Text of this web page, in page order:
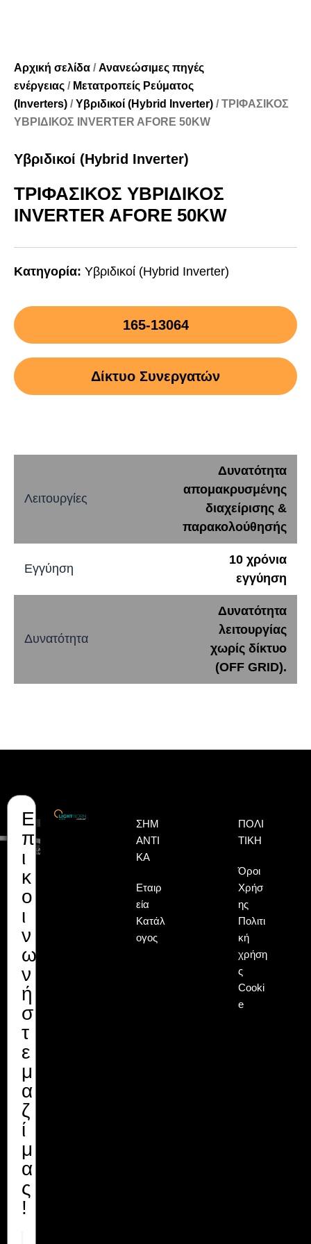
Αρχική σελίδα /Ανανεώσιμες πηγές
ενέργειας / Μετατροπείς Ρεύματος
(Inverters) /Υβριδικοί (Hybrid Inverter) / ΤΡΙΦΑΣΙΚΟΣ
ΥΒΡΙΔΙΚΟΣ INVERTER AFORE 50KW
Υβριδικοί (Hybrid Inverter)
ΤΡΙΦΑΣΙΚΟΣ ΥΒΡΙΔΙΚΟΣ
INVERTER AFORE 50KW
165-13064
Δίκτυο Συνεργατών
Κατηγορία: Υβριδικοί (Hybrid Inverter)
Λειτουργίες
Δυνατότητα
απομακρυσμένης
διαχείρισης &
παρακολούθησής
Εγγύηση
10 χρόνια
εγγύηση
Δυνατότητα
Δυνατότητα
λειτουργίας
χωρίς δίκτυο
(OFF GRID).
Ε
π
ι
κ
ο
ι
ν
ω
ν
ή
σ
τ
ε
μ
α
ζ
ί
μ
α
ς
!
Όνομα
Επώνυμο
Email
ΣΗΜ
ΑΝΤΙ
ΚΆ
Εταιρ
εία
Κατάλ
ογος
ΠΟΛΙ
ΤΙΚΉ
Όροι
Χρήσ
ης
Πολιτι
κή
χρήση
ς
Cooki
e